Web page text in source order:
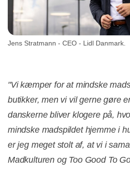
Jens Stratmann - CEO - Lidl Danmark.
"Vi kæmper for at mindske
butikker, men vi vil gerne gøre
danskerne bliver klogere på,
mindske madspildet hjemme i
er jeg meget stolt af, at vi i
Madkulturen og Too Good To